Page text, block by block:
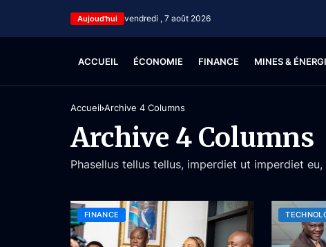
Aujoud'hui vendredi , 7 août 2026
ACCUEIL ÉCONOMIE FINANCE MINES &
Accueil Archive 4 Columns
Archive 4 Columns
Phasellus tellus tellus, imperdiet ut imperdiet
FINANCE